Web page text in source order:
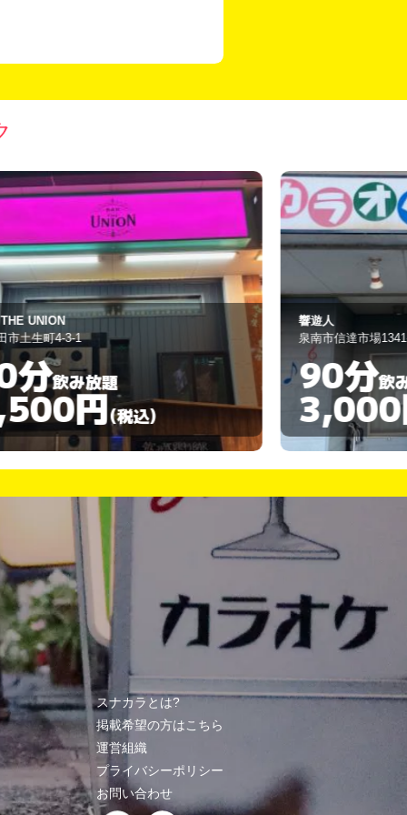
人
市信達市場1341-1
分飲み放題
円(税込)
TAKE２
阪南市尾崎町1-3-
120
スナカラとは?
掲載希望の方はこちら
運営組織
プライバシーポリシー
お問い合わせ